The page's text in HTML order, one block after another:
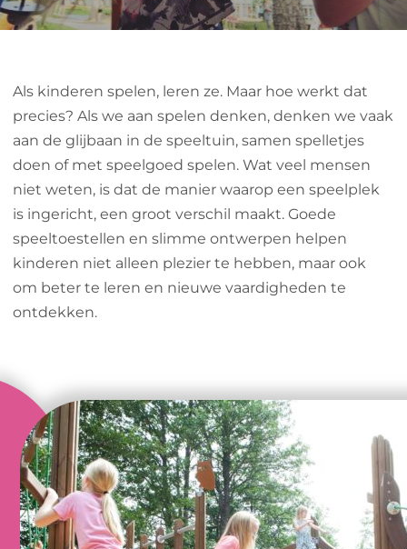
Als kinderen spelen, leren ze. Maar hoe werkt dat
precies? Als we aan spelen denken, denken we vaak
aan de glijbaan in de speeltuin, samen spelletjes
doen of met speelgoed spelen. Wat veel mensen
niet weten, is dat de manier waarop een speelplek
is ingericht, een groot verschil maakt. Goede
speeltoestellen en slimme ontwerpen helpen
kinderen niet alleen plezier te hebben, maar ook
om beter te leren en nieuwe vaardigheden te
ontdekken.